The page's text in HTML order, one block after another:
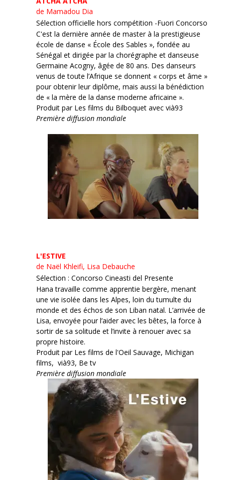
de Mamadou Dia
Sélection officielle hors compétition -Fuori Concorso
C'est la dernière année de master à la prestigieuse
école de danse « École des Sables », fondée au
Sénégal et dirigée par la chorégraphe et danseuse
Germaine Acogny, âgée de 80 ans. Des danseurs
venus de toute l’Afrique se donnent « corps et âme »
pour obtenir leur diplôme, mais aussi la bénédiction
de « la mère de la danse moderne africaine ».
Produit par Les films du Bilboquet avec vià93
Première diffusion mondiale
L'ESTIVE
de Naël Khleifi, Lisa Debauche
Sélection : Concorso Cineasti del Presente
Hana travaille comme apprentie bergère, menant
une vie isolée dans les Alpes, loin du tumulte du
monde et des échos de son Liban natal. L’arrivée de
Lisa, envoyée pour l’aider avec les bêtes, la force à
sortir de sa solitude et l’invite à renouer avec sa
propre histoire.
Produit par Les films de l'Oeil Sauvage, Michigan
films, vià93, Be tv
Première diffusion mondiale